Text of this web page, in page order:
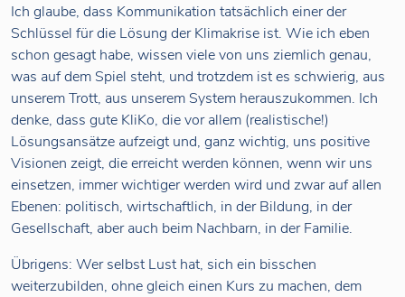
Ich glaube, dass Kommunikation tatsächlich einer der
Schlüssel für die Lösung der Klimakrise ist. Wie ich eben
schon gesagt habe, wissen viele von uns ziemlich genau,
was auf dem Spiel steht, und trotzdem ist es schwierig, aus
unserem Trott, aus unserem System herauszukommen. Ich
denke, dass gute KliKo, die vor allem (realistische!)
Lösungsansätze aufzeigt und, ganz wichtig, uns positive
Visionen zeigt, die erreicht werden können, wenn wir uns
einsetzen, immer wichtiger werden wird und zwar auf allen
Ebenen: politisch, wirtschaftlich, in der Bildung, in der
Gesellschaft, aber auch beim Nachbarn, in der Familie.
Übrigens: Wer selbst Lust hat, sich ein bisschen
weiterzubilden, ohne gleich einen Kurs zu machen, dem